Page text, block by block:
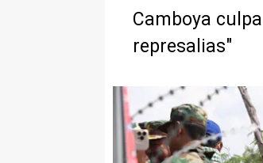
Camboya
represalias"